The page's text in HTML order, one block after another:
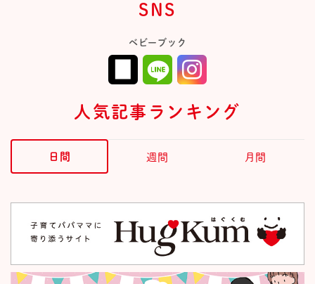
SNS
ベビーブック
人気記事ランキング
日間 週間 月間